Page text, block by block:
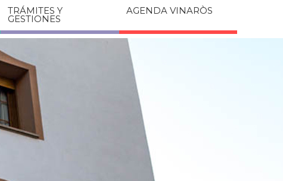
TRÁMITES Y
GESTIONES
AGENDA VINARÒS